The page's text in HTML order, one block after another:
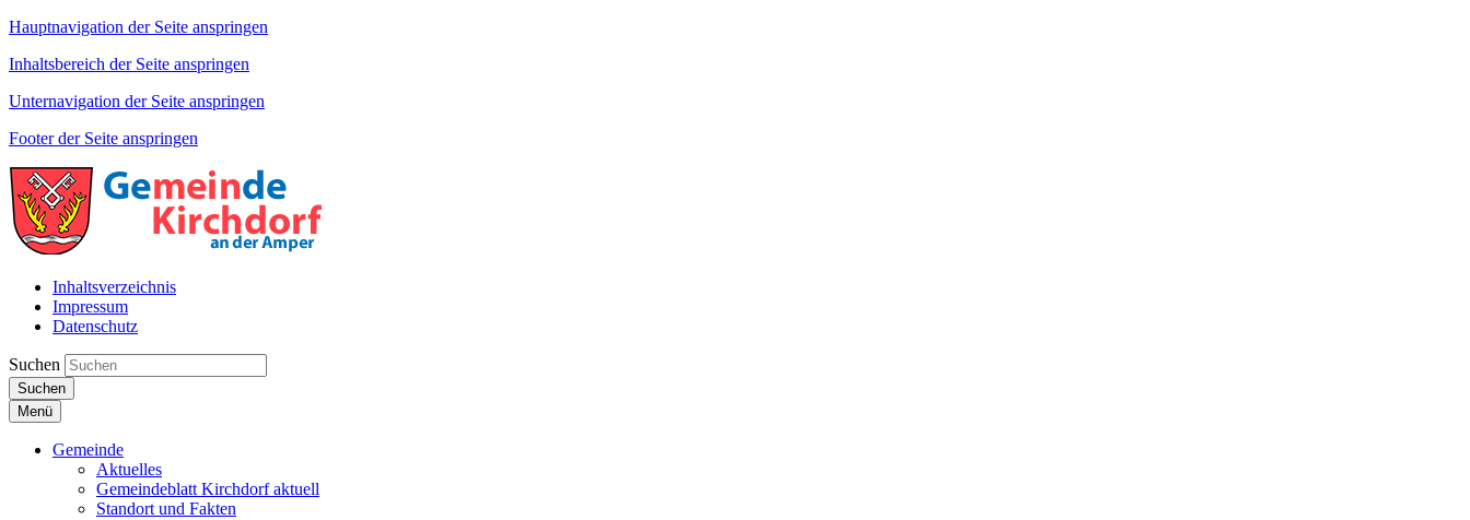
Hauptnavigation der Seite anspringen
Inhaltsbereich der Seite anspringen
Unternavigation der Seite anspringen
Footer der Seite anspringen
Inhaltsverzeichnis
Impressum
Datenschutz
Suchen
Suchen
Menü
Gemeinde
Aktuelles
Gemeindeblatt Kirchdorf aktuell
Standort und Fakten